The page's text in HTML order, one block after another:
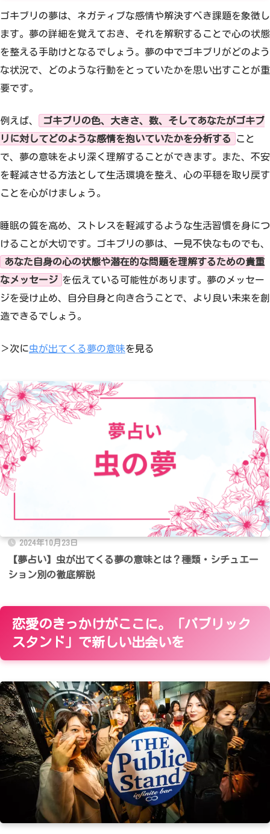
ゴキブリの夢は、ネガティブな感情や解決すべき課題を象徴し
ます。夢の詳細を覚えておき、それを解釈することで心の状態
を整える手助けとなるでしょう。夢の中でゴキブリがどのよう
な状況で、どのような行動をとっていたかを思い出すことが重
要です。
例えば、
ゴキブリの色、大きさ、数、そしてあなたがゴキブ
リに対してどのような感情を抱いていたかを分析する
こと
で、夢の意味をより深く理解することができます。また、不安
を軽減させる方法として生活環境を整え、心の平穏を取り戻す
ことを心がけましょう。
睡眠の質を高め、ストレスを軽減するような生活習慣を身につ
けることが大切です。ゴキブリの夢は、一見不快なものでも、
あなた自身の心の状態や潜在的な問題を理解するための貴重
なメッセージ を伝えている可能性があります。夢のメッセー
ジを受け止め、自分自身と向き合うことで、より良い未来を創
造できるでしょう。
＞次に虫が出てくる夢の意味を見る
2024年10月23日
【夢占い】虫が出てくる夢の意味とは？種類・シチュエー
ション別の徹底解説
恋愛のきっかけがここに。「パブリック
スタンド」で新しい出会いを